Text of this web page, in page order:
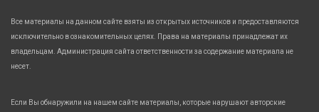
Все материалы на данном сайте взяты из открытых источников и предоставляются
исключительно в ознакомительных целях. Права на материалы принадлежат их
владельцам. Администрация сайта ответственности за содержание материала не
несет.
Если Вы обнаружили на нашем сайте материалы, которые нарушают авторские